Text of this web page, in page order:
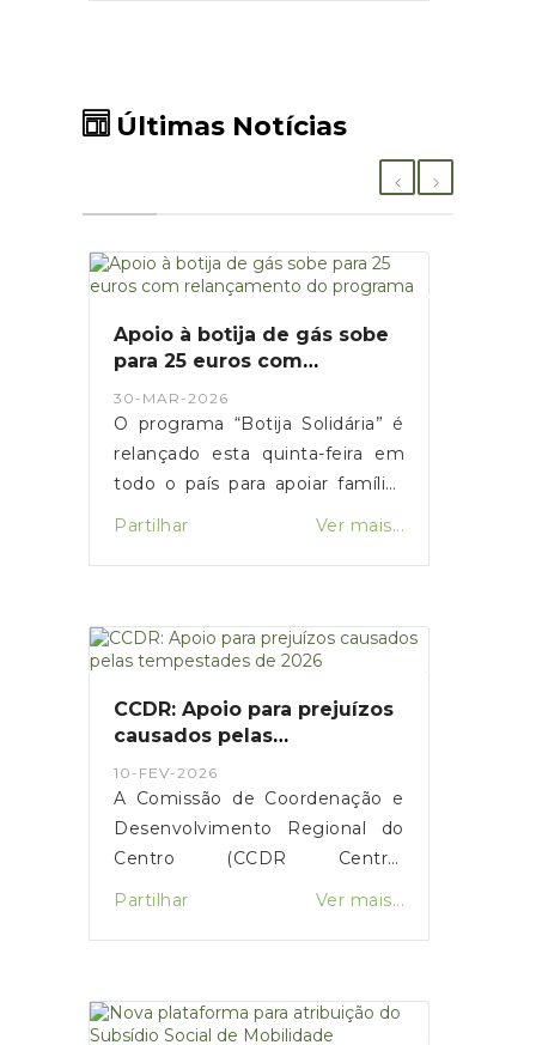
Últimas Notícias
Apoio à botija de gás sobe
para 25 euros com
30-MAR-2026
O programa “Botija Solidária” é
relançado esta quinta-feira em
todo o país para apoiar famílias
de gás. O primeiro-ministro Luís
aumento da comparticipação de
15 para 25 euros durante os
justificando a medida com o
impacto da guerra no Médio
Oriente.
Partilhar Ver mais...
CCDR: Apoio para prejuízos
causados pelas
10-FEV-2026
A Comissão de Coordenação e
Desenvolvimento Regional do
Centro (CCDR Centro)
prejuízos resultantes das
afetaram vários concelhos da
Região Centro.O portal destina-
Partilhar Ver mais...